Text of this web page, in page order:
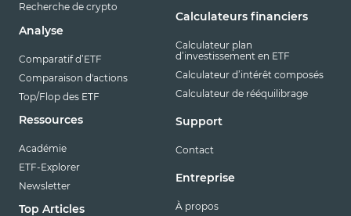
Recherche de crypto
Analyse
Comparatif d’ETF
Comparaison d'actions
Top/Flop des ETF
Ressources
Académie
ETF-Explorer
Newsletter
Top Articles
Calculateurs financiers
Calculateur plan
d’investissement en ETF
Calculateur d’intérêt composés
Calculateur de rééquilibrage
Support
Contact
Entreprise
À propos